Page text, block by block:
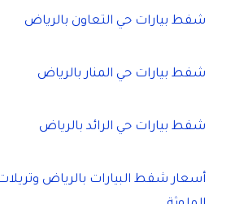
شفط بيارات حي التعاون بالرياض
شفط بيارات حي المنار بالرياض
شفط بيارات حي الرائد بالرياض
أسعار شفط البيارات بالرياض